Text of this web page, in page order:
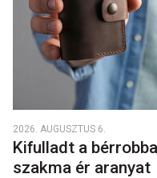
2026. AUGUSZTUS 6.
Kifulladt a
szakma ér aranyat